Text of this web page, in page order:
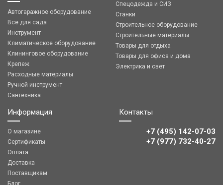
Автогаражное оборудование
Все для сада
Инструмент
Климатическое оборудование
Клининговое оборудование
Крепеж
Расходные материалы
Ручной инструмент
Сантехника
Спецодежда и СИЗ
Станки
Строительное оборудование
Строительные материалы
Товары для отдыха
Товары для офиса и дома
Электрика и свет
Информация
О магазине
Сертификаты
Оплата
Доставка
Поставщикам
Блог
Контакты
+7 (495) 142-07-03
‎‎+7 (977) 732-40-27